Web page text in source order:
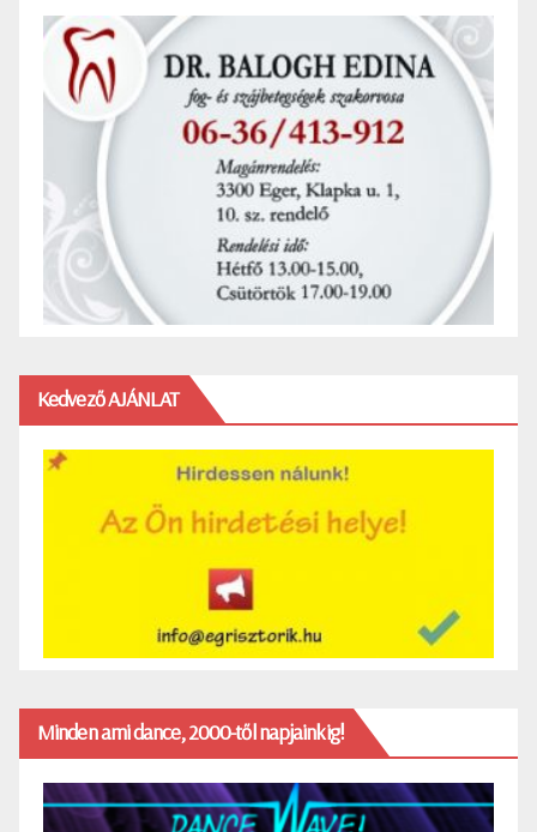
Kedvező AJÁNLAT
Minden ami dance, 2000-től napjainkig!